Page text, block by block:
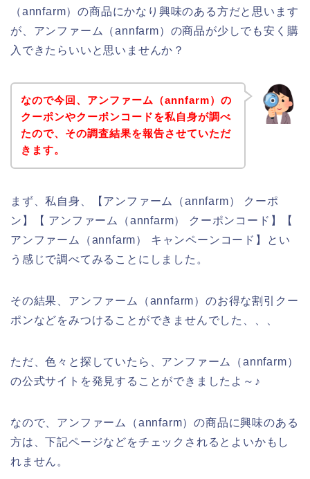
（annfarm）の商品にかなり興味のある方だと思います
が、アンファーム（annfarm）の商品が少しでも安く購
入できたらいいと思いませんか？
なので今回、アンファーム（annfarm）の
クーポンやクーポンコードを私自身が調べ
たので、その調査結果を報告させていただ
きます。
まず、私自身、【アンファーム（annfarm） クーポ
ン】【 アンファーム（annfarm） クーポンコード】【
アンファーム（annfarm） キャンペーンコード】とい
う感じで調べてみることにしました。
その結果、アンファーム（annfarm）のお得な割引クー
ポンなどをみつけることができませんでした、、、
ただ、色々と探していたら、アンファーム（annfarm）
の公式サイトを発見することができましたよ～♪
なので、アンファーム（annfarm）の商品に興味のある
方は、下記ページなどをチェックされるとよいかもし
れません。